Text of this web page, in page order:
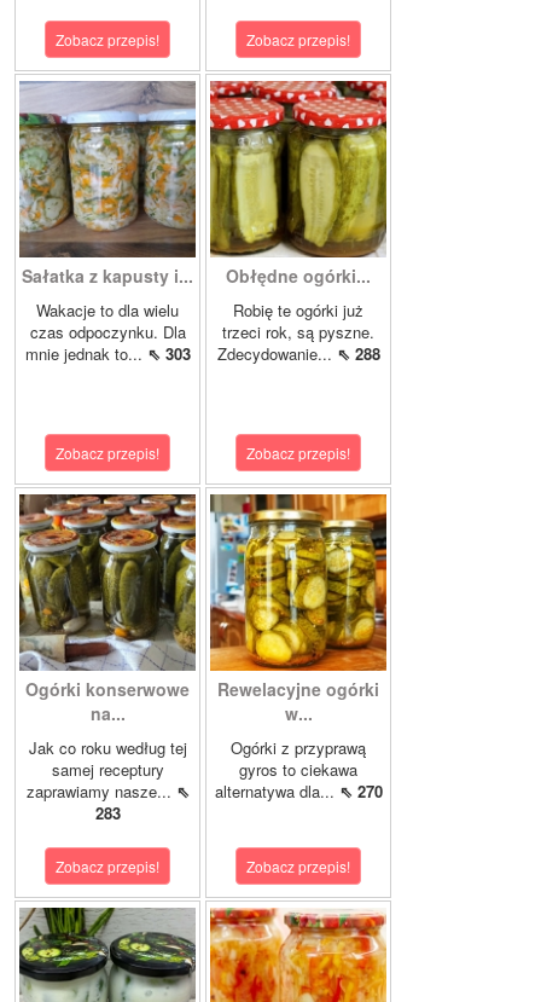
Zobacz przepis! Zobacz przepis!
Sałatka z kapusty i...
Wakacje to dla wielu
czas odpoczynku. Dla
mnie jednak to... ⇖ 303
Zobacz przepis!
Obłędne ogórki...
Robię te ogórki już
trzeci rok, są pyszne.
Zdecydowanie... ⇖ 288
Zobacz przepis!
Ogórki konserwowe
na...
Jak co roku według tej
samej receptury
zaprawiamy nasze... ⇖
283
Zobacz przepis!
Rewelacyjne ogórki
w...
Ogórki z przyprawą
gyros to ciekawa
alternatywa dla... ⇖ 270
Zobacz przepis!